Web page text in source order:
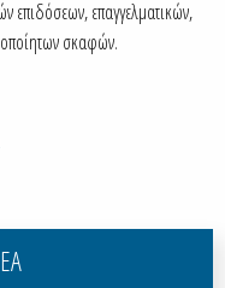
επιδόσεων, επαγγελματικών,
σκαφών.